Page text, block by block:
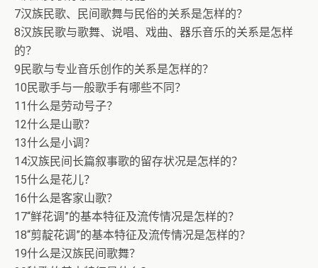
7汉族民歌、民间歌舞与民俗的关系是怎样的？
8汉族民歌与歌舞、说唱、戏曲、器乐音乐的关系是怎样
的？
9民歌与专业音乐创作的关系是怎样的？
10民歌手与一般歌手有哪些不同？
11什么是劳动号子？
12什么是山歌？
13什么是小调？
14汉族民间长篇叙事歌的留存状况是怎样的？
15什么是花儿？
16什么是客家山歌？
17“鲜花调”的基本特征及流传情况是怎样的？
18“剪靛花调”的基本特征及流传情况是怎样的？
19什么是汉族民间歌舞？